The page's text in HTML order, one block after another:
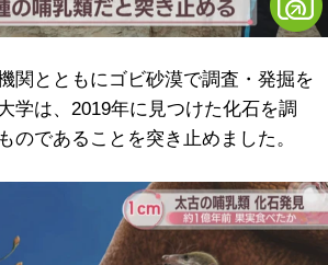
関とともにゴビ砂漠で調査・発掘を
学は、2019年に見つけた化石を調
のであることを突き止めました。